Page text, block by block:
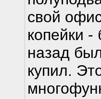
свой
копейки
назад
купил.